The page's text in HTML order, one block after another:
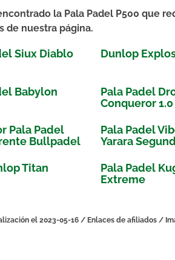
la Pala Padel P500 que
de nuestra página.
Siux Diablo
Dunlop
Babylon
Pala Padel
Conqueror 1.0
Pala Padel
Bullpadel
Pala Padel
Yarara
Titan
Pala Padel
Extreme
el 2023-05-16 / Enlaces de afiliados /